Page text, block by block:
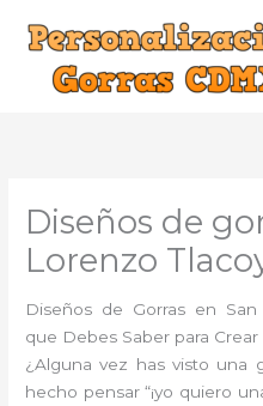
contenido
Diseños de
Lorenzo
Diseños de Gorras en
que Debes Saber para Crear
¿Alguna vez has visto una
hecho pensar “¡yo quiero